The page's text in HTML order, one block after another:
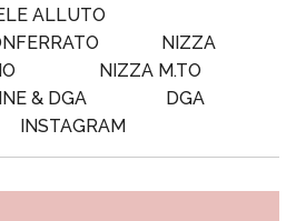
ALLUTO
NIZZA
NIZZA M.TO
& DGA
DGA
INSTAGRAM